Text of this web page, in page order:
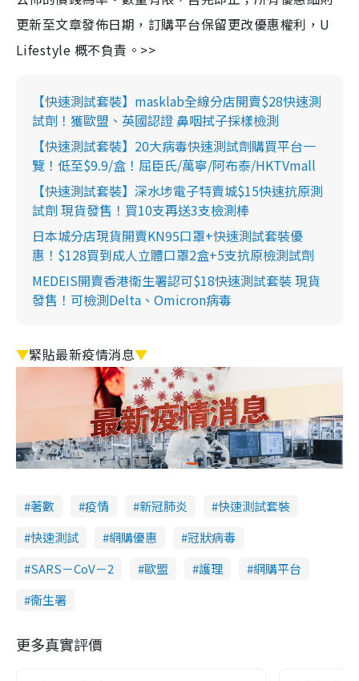
更新至文章發佈日期，訂購平台保留更改優惠權利，U
Lifestyle 概不負責。>>
【快速測試套裝】masklab全線分店開賣$28快速測
試劑！獲歐盟、英國認證 鼻咽拭子採樣檢測
【快速測試套裝】20大病毒快速測試劑購買平台一
覽！低至$9.9/盒！屈臣氏/萬寧/阿布泰/HKTVmall
【快速測試套裝】深水埗電子特賣城$15快速抗原測
試劑 現貨發售！買10支再送3支檢測棒
日本城分店現貨開賣KN95口罩+快速測試套裝優
惠！$128買到成人立體口罩2盒+5支抗原檢測試劑
MEDEIS開賣香港衛生署認可$18快速測試套裝 現貨
發售！可檢測Delta、Omicron病毒
▼緊貼最新疫情消息▼
著數 疫情 新冠肺炎
快速測試套裝
快速測試
網購優惠
冠狀病毒
SARS－CoV－2
歐盟 護理
網購平台
衞生署
更多真實評價